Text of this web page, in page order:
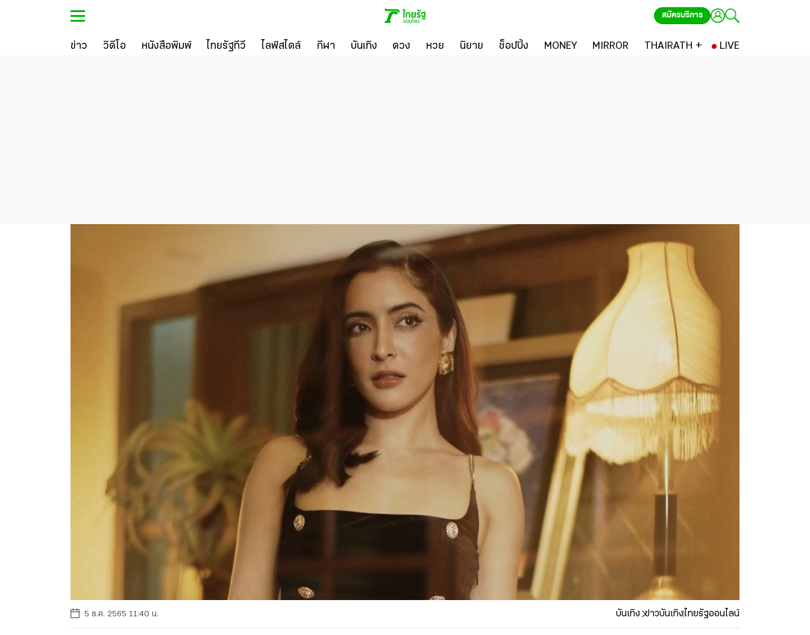
สมัครบริการ
ข่าว วิดีโอ หนังสือพิมพ์ ไทยรัฐทีวี ไลฟ์สไตล์ กีฬา บันเทิง ดวง หวย นิยาย ช็อปปิ้ง MONEY MIRROR THAIRATH + LIVE
5 ธ.ค. 2565 11:40 น. บันเทิง ข่าวบันเทิงไทยรัฐออนไลน์